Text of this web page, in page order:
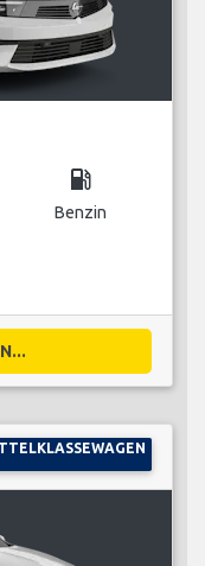
local_gas_station
Benzin